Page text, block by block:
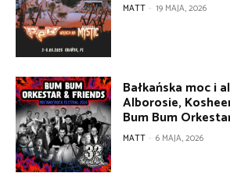
MATT - 19 MAJA, 2026
Bałkańska moc i
Alborosie,
Bum Bum
MATT - 6 MAJA, 2026